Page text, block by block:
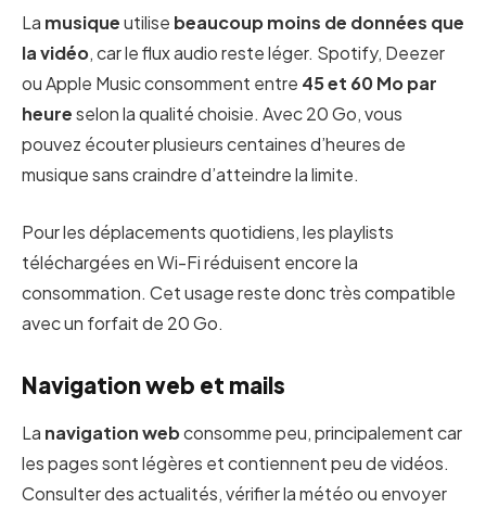
La musiqueutilise beaucoup moins de données que
la vidéo, car le flux audio reste léger. Spotify, Deezer
ou Apple Music consomment entre 45 et 60 Mo par
heureselon la qualité choisie. Avec 20 Go, vous
pouvez écouter plusieurs centaines d’heures de
musique sans craindre d’atteindre la limite.
Pour les déplacements quotidiens, les playlists
téléchargées en Wi-Fi réduisent encore la
consommation. Cet usage reste donc très compatible
avec un forfait de 20 Go.
Navigation web et mails
La navigation webconsomme peu, principalement car
les pages sont légères et contiennent peu de vidéos.
Consulter des actualités, vérifier la météo ou envoyer